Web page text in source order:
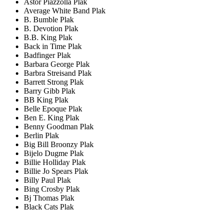
Average White Band Plak
B. Bumble Plak
B. Devotion Plak
B.B. King Plak
Back in Time Plak
Badfinger Plak
Barbara George Plak
Barbra Streisand Plak
Barrett Strong Plak
Barry Gibb Plak
BB King Plak
Belle Epoque Plak
Ben E. King Plak
Benny Goodman Plak
Berlin Plak
Big Bill Broonzy Plak
Bijelo Dugme Plak
Billie Holliday Plak
Billie Jo Spears Plak
Billy Paul Plak
Bing Crosby Plak
Bj Thomas Plak
Black Cats Plak